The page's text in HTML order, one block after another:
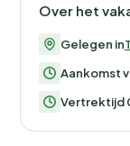
Over het
Gelegen in
Aankomst
Vertrektijd